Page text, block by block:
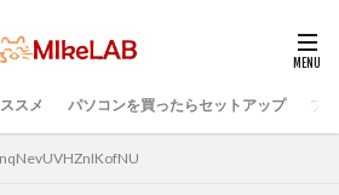
スメ パソコンを買ったらセットアップ プ
ト Visual Studio Code